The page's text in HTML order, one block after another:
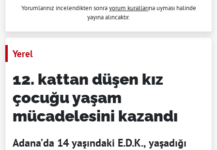
Yorumlarınız incelendikten sonrayorum kurallarına uyması halinde
yayına alıncaktır.
Yerel
12. kattan düşen kız
çocuğu yaşam
mücadelesini kazandı
Adana’da 14 yaşındaki E.D.K., yaşadığı